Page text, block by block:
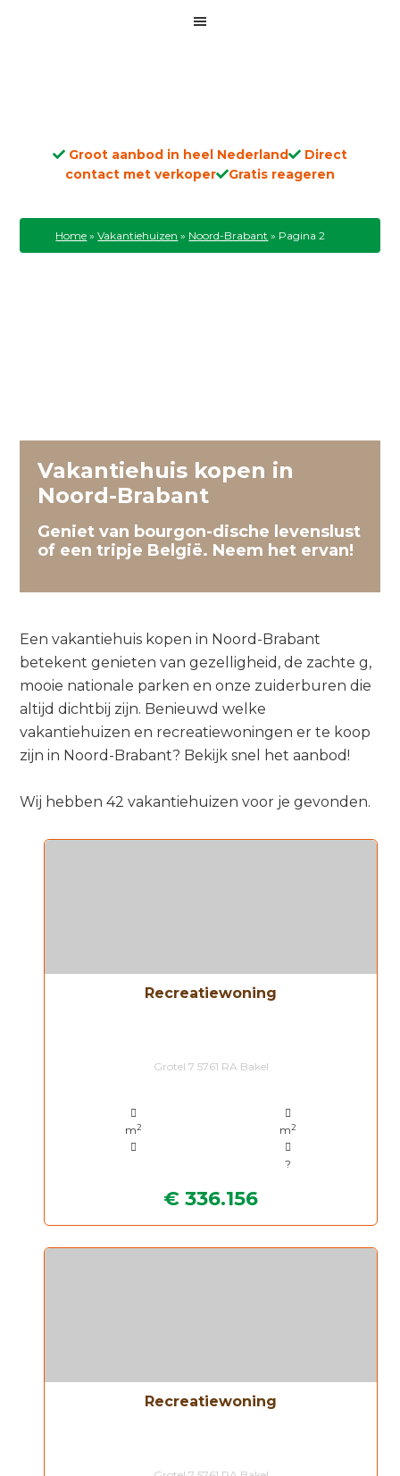
Groot aanbod in heel Nederland
Direct
contact met verkoper
Gratis reageren
Home »Vakantiehuizen » Noord-Brabant » Pagina 2
Vakantiehuis kopen in
Noord-Brabant
Geniet van bourgon-dische levenslust
of een tripje België. Neem het ervan!
Een vakantiehuis kopen in Noord-Brabant
betekent genieten van gezelligheid, de zachte g,
mooie nationale parken en onze zuiderburen die
altijd dichtbij zijn. Benieuwd welke
vakantiehuizen en recreatiewoningen er te koop
zijn in Noord-Brabant? Bekijk snel het aanbod!
Wij hebben 42 vakantiehuizen voor je gevonden.
Recreatiewoning
Grotel 7 5761 RA Bakel
m2 m2
?
€ 336.156
Recreatiewoning